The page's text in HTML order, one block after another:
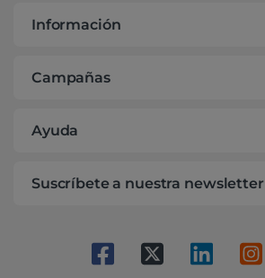
Información
Campañas
Ayuda
Suscríbete a nuestra newsletter